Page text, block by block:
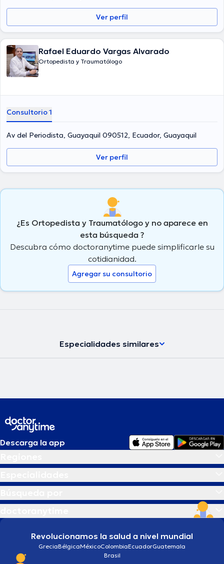
Ver perfil
Rafael Eduardo Vargas Alvarado
Ortopedista y Traumatólogo
Consultorio 1
Av del Periodista, Guayaquil 090512, Ecuador, Guayaquil
Ver perfil
¿Es Ortopedista y Traumatólogo y no aparece en
esta búsqueda ?
Descubra cómo doctoranytime puede simplificarle su
cotidianidad.
Agregar su consultorio
Especialidades similares
Descarga la app
Revolucionamos la salud a nivel mundial
GreciaBélgicaMéxicoColombiaEcuadorGuatemala
Brasil